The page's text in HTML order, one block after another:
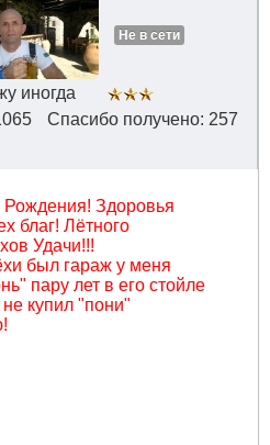
Не в сети
иногда
Спасибо получено: 257
Здоровья
благ! Лётного
Удачи!!!
был гараж у меня
пару лет в его стойле
купил "пони"